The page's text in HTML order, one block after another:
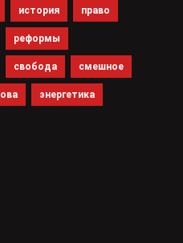
история право
реформы
свобода смешное
энергетика